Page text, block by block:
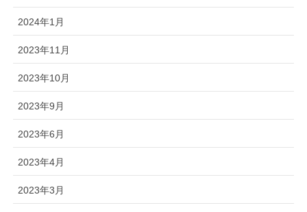
2024年1月
2023年11月
2023年10月
2023年9月
2023年6月
2023年4月
2023年3月